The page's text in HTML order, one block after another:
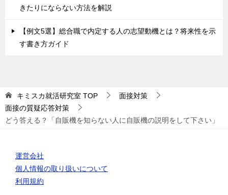
きたりにならない方法を解説
【例文5選】総合職で内定する人の志望動機とは？将来性を示
す書き方ガイド
キミスカ就活研究室 TOP
面接対策
面接の質疑応答対策
どう答える？「自販機を知らない人に自販機の説明をして下さい」
運営会社
個人情報の取り扱いについて
利用規約